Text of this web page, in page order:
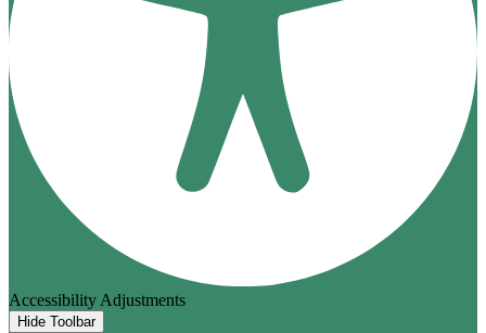
Accessibility Adjustments
Hide Toolbar